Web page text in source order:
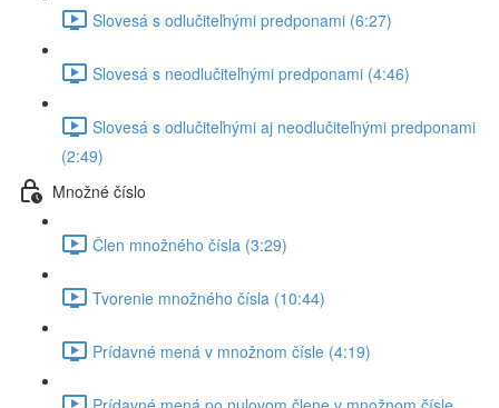
Slovesá s odlučiteľnými predponami (6:27)
Slovesá s neodlučiteľnými predponami (4:46)
Slovesá s odlučiteľnými aj neodlučiteľnými predponami
(2:49)
Množné číslo
Člen množného čísla (3:29)
Tvorenie množného čísla (10:44)
Prídavné mená v množnom čísle (4:19)